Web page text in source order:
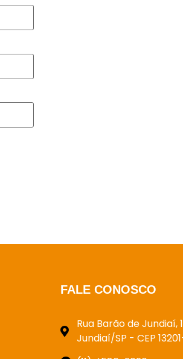
FALE CONOSCO
Rua Barão de Jundiaí,
Jundiaí/SP - CEP